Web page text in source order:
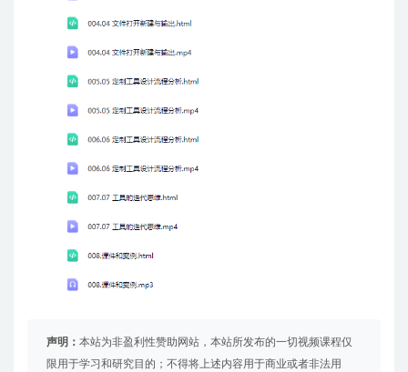
声明： 本站为非盈利性赞助网站，本站所发布的一切视频课程仅
限用于学习和研究目的；不得将上述内容用于商业或者非法用